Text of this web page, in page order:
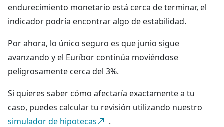
endurecimiento monetario está cerca de terminar, el
indicador podría encontrar algo de estabilidad.
Por ahora, lo único seguro es que junio sigue
avanzando y el Euríbor continúa moviéndose
peligrosamente cerca del 3%.
Si quieres saber cómo afectaría exactamente a tu
caso, puedes calcular tu revisión utilizando nuestro
simulador de hipotecas
.